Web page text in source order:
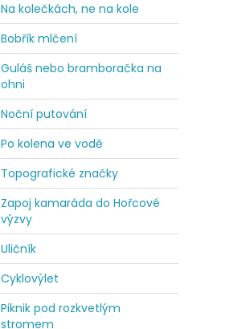
Na kolečkách, ne na kole
Bobřík mlčení
Guláš nebo bramboračka na
ohni
Noční putování
Po kolena ve vodě
Topografické značky
Zapoj kamaráda do Hořcové
výzvy
Uličník
Cyklovýlet
Piknik pod rozkvetlým
stromem